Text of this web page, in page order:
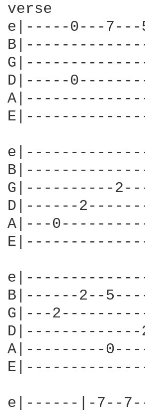
verse
e|-----0---
D|-----
G|----------
D|------
A|---
B|------2--
G|---
A|---------
e|------|-7--